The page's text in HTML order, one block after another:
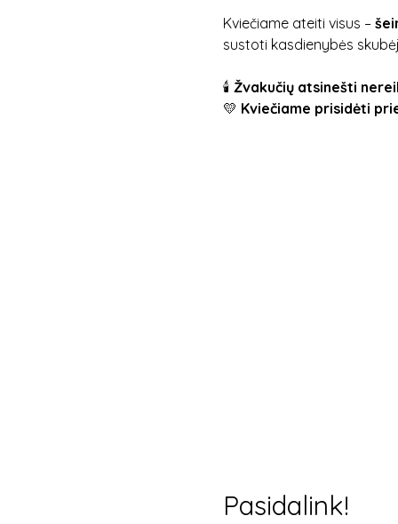
Kviečiame ateiti visus –
sustoti kasdienybės
🕯️ Žvakučių atsinešti
💛 Kviečiame prisidėti
Pasidalink!